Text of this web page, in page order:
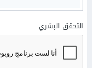
التحقق البشري